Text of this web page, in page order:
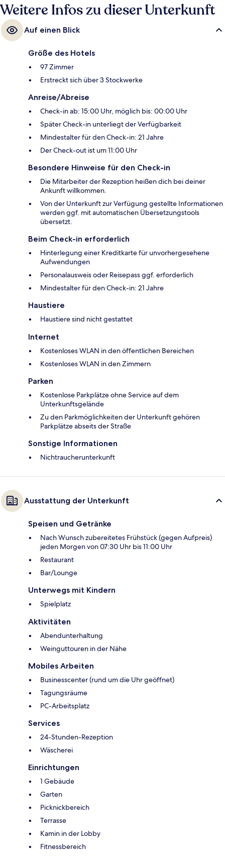
Weitere Infos zu dieser Unterkunft
Auf einen Blick
Größe des Hotels
97 Zimmer
Erstreckt sich über 3 Stockwerke
Anreise/Abreise
Check-in ab: 15:00 Uhr, möglich bis: 00:00 Uhr
Später Check-in unterliegt der Verfügbarkeit
Mindestalter für den Check-in: 21 Jahre
Der Check-out ist um 11:00 Uhr
Besondere Hinweise für den Check-in
Die Mitarbeiter der Rezeption heißen dich bei deiner
Ankunft willkommen.
Von der Unterkunft zur Verfügung gestellte Informationen
werden ggf. mit automatischen Übersetzungstools
übersetzt.
Beim Check-in erforderlich
Hinterlegung einer Kreditkarte für unvorhergesehene
Aufwendungen
Personalausweis oder Reisepass ggf. erforderlich
Mindestalter für den Check-in: 21 Jahre
Haustiere
Haustiere sind nicht gestattet
Internet
Kostenloses WLAN in den öffentlichen Bereichen
Kostenloses WLAN in den Zimmern
Parken
Kostenlose Parkplätze ohne Service auf dem
Unterkunftsgelände
Zu den Parkmöglichkeiten der Unterkunft gehören
Parkplätze abseits der Straße
Sonstige Informationen
Nichtraucherunterkunft
Ausstattung der Unterkunft
Speisen und Getränke
Nach Wunsch zubereitetes Frühstück (gegen Aufpreis)
jeden Morgen von 07:30 Uhr bis 11:00 Uhr
Restaurant
Bar/Lounge
Unterwegs mit Kindern
Spielplatz
Aktivitäten
Abendunterhaltung
Weinguttouren in der Nähe
Mobiles Arbeiten
Businesscenter (rund um die Uhr geöffnet)
Tagungsräume
PC-Arbeitsplatz
Services
24-Stunden-Rezeption
Wäscherei
Einrichtungen
1 Gebäude
Garten
Picknickbereich
Terrasse
Kamin in der Lobby
Fitnessbereich